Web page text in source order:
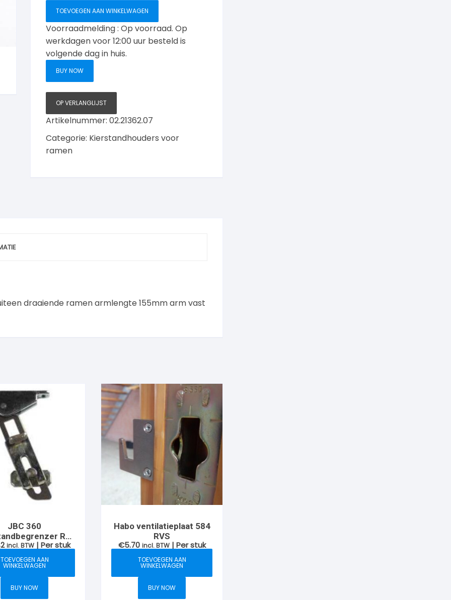
kierstandhouder
nikkel-
glans
aantal
TOEVOEGEN AAN WINKELWAGEN
Voorraadmelding : Op voorraad. Op
werkdagen voor 12:00 uur besteld is
volgende dag in huis.
BUY NOW
OP VERLANGLIJST
Artikelnummer:02.21362.07
Categorie: Kierstandhouders voor
ramen
draaiende ramen armlengte 155mm arm vast
JBC 360
RH
incl. BTW | Per stuk
TOEVOEGEN AAN
WINKELWAGEN
BUY NOW
Habo ventilatieplaat 584
RVS
€5.70 incl. BTW | Per stuk
TOEVOEGEN AAN
WINKELWAGEN
BUY NOW